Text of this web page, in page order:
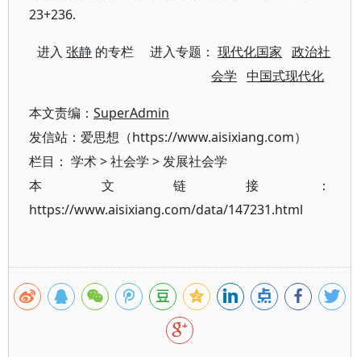
23+236.
进入张静 的专栏 进入专题：现代化国家
政治社
会学
中国式现代化
本文责编： SuperAdmin
发信站：爱思想（https://www.aisixiang.com）
栏目： 学术>社会学 >发展社会学
本文链接：
https://www.aisixiang.com/data/147231.html